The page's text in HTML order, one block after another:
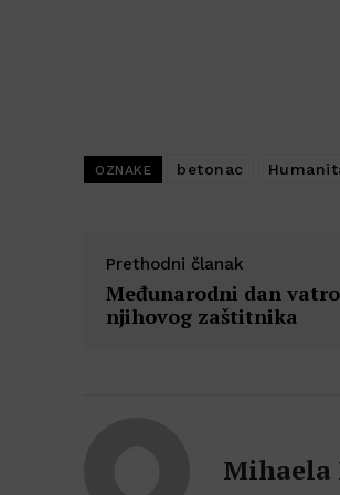
OZNAKE betonac
Prethodni članak
Međunarodni dan
njihovog zaštitnika
Mihaela